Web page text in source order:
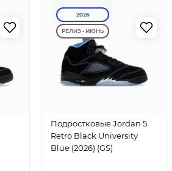
2026
РЕЛИЗ - ИЮНЬ
Подростковые Jordan 5
Retro Black University
Blue (2026) (GS)